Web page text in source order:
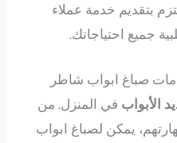
بتقديم خدمة عملاء
جميع احتياجاتك.
صباغ ابواب شاطر
الأبواب في المنزل. من
يمكن لصباغ ابواب